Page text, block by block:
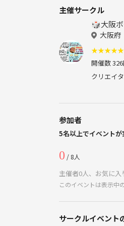
主催サークル
🎲大阪
大阪府
★★★★★
開催数
クリエイ
参加者
5名以上でイベントが
0 / 8人
主催者0人、お気に入
このイベントは表示中
サークルイベント